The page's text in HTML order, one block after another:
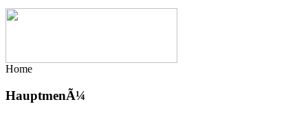
Home
HauptmenÃ¼